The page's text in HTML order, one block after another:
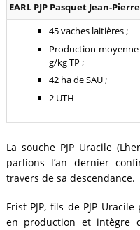
EARL PJP Pasquet Jean-
45 vaches laitières ;
Production moyenne
g/kg TP ;
42 ha de SAU ;
2 UTH
La souche PJP Uracile
parlions l’an dernier
travers de sa descendance.
Frist PJP, fils de PJP
en production et intègre